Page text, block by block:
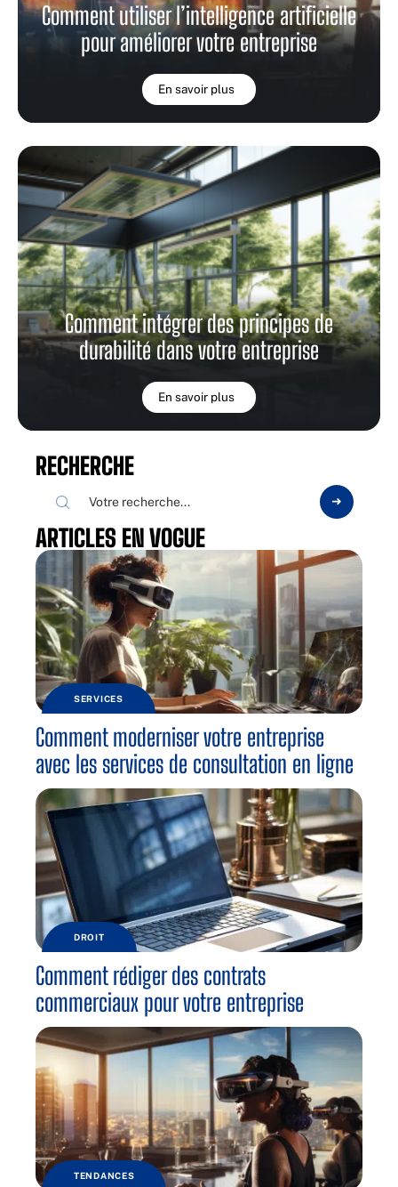
Comment utiliser l’intelligence artificielle
pour améliorer votre entreprise
En savoir plus
Comment intégrer des principes de
durabilité dans votre entreprise
En savoir plus
RECHERCHE
ARTICLES EN VOGUE
SERVICES
Comment moderniser votre entreprise
avec les services de consultation en ligne
DROIT
Comment rédiger des contrats
commerciaux pour votre entreprise
TENDANCES